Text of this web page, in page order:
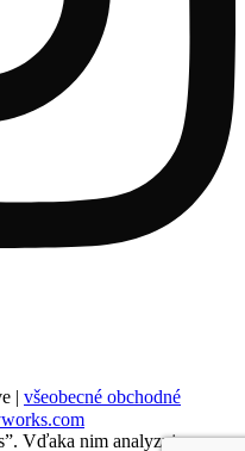
| všeobecné obchodné
Vďaka nim analyzujeme